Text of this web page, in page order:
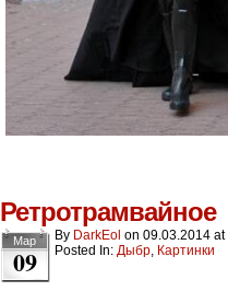
Ретротрамвайное
Мар
09
By DarkEol on 09.03.2014 at
Posted In: Дыбр Картинки